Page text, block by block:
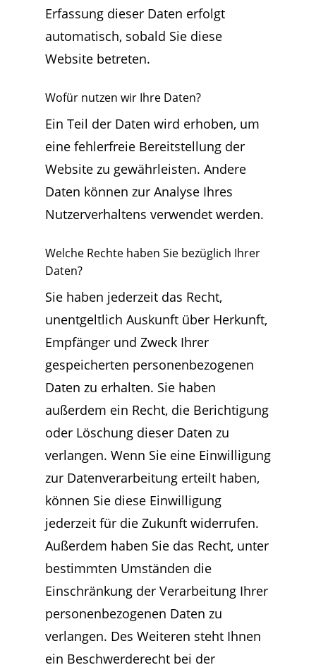
Erfassung dieser Daten erfolgt
automatisch, sobald Sie diese
Website betreten.
Wofür nutzen wir Ihre Daten?
Ein Teil der Daten wird erhoben, um
eine fehlerfreie Bereitstellung der
Website zu gewährleisten. Andere
Daten können zur Analyse Ihres
Nutzerverhaltens verwendet werden.
Welche Rechte haben Sie bezüglich Ihrer
Daten?
Sie haben jederzeit das Recht,
unentgeltlich Auskunft über Herkunft,
Empfänger und Zweck Ihrer
gespeicherten personenbezogenen
Daten zu erhalten. Sie haben
außerdem ein Recht, die Berichtigung
oder Löschung dieser Daten zu
verlangen. Wenn Sie eine Einwilligung
zur Datenverarbeitung erteilt haben,
können Sie diese Einwilligung
jederzeit für die Zukunft widerrufen.
Außerdem haben Sie das Recht, unter
bestimmten Umständen die
Einschränkung der Verarbeitung Ihrer
personenbezogenen Daten zu
verlangen. Des Weiteren steht Ihnen
ein Beschwerderecht bei der